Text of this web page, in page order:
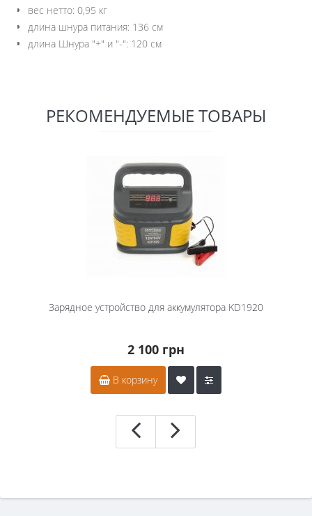
вес нетто: 0,95 кг
длина шнура питания: 136 см
длина Шнура "+" и "-": 120 см
РЕКОМЕНДУЕМЫЕ ТОВАРЫ
Зарядное устройство для аккумулятора KD1920
2 100 грн
В корзину